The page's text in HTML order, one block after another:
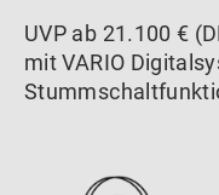
UVP ab 21.100 €
mit VARIO